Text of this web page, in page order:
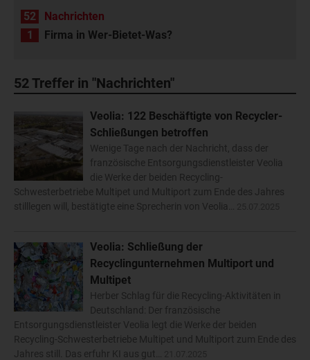
52
Nachrichten
1
Firma in Wer-Bietet-Was?
52Treffer in "Nachrichten"
Veolia: 122 Beschäftigte von Recycler-
Schließungen betroffen
Wenige Tage nach der Nachricht, dass der
französische Entsorgungsdienstleister Veolia
die Werke der beiden Recycling-
Schwesterbetriebe Multipet und Multiport zum Ende des Jahres
stilllegen will, bestätigte eine Sprecherin von Veolia…
Veolia: Schließung der
Recyclingunternehmen Multiport und
Multipet
Herber Schlag für die Recycling-Aktivitäten in
Deutschland: Der französische
Entsorgungsdienstleister Veolia legt die Werke der beiden
Recycling-Schwesterbetriebe Multipet und Multiport zum Ende des
Jahres still. Das erfuhr KI aus gut…